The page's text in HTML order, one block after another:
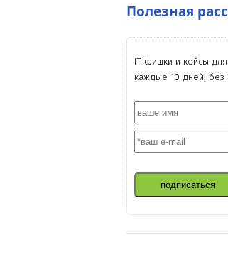
Полезная
IT‑фишки и кейсы
каждые 10 дней, без
подписаться